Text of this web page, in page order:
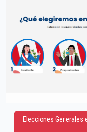
Elecciones Generales